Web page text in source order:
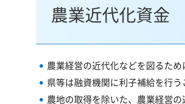
農業近代化資金
農業経営の近代化などを図るた
県等は融資機関に利子補給を行
農地の取得を除いた、農業経営